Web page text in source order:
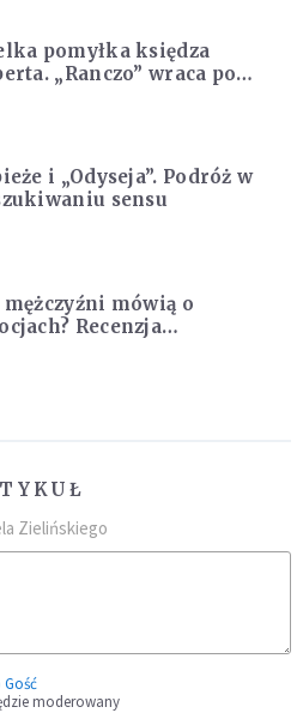
pomyłka księdza
„Ranczo” wraca po
i „Odyseja”. Podróż w
sensu
mężczyźni mówią o
Recenzja
filmu Barta
Zielińskiego
moderowany